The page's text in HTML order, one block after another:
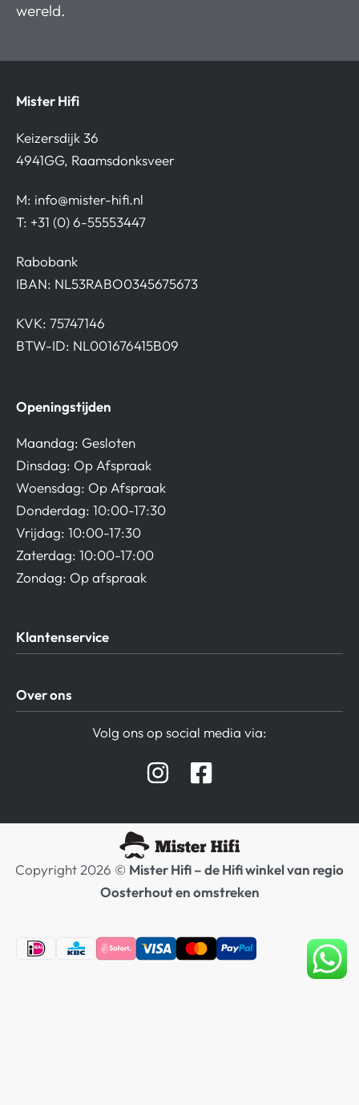
wereld.
Mister Hifi
Keizersdijk 36
4941GG, Raamsdonksveer
M: info@mister-hifi.nl
T: +31 (0) 6-55553447
Rabobank
IBAN: NL53RABO0345675673
KVK: 75747146
BTW-ID: NL001676415B09
Openingstijden
Maandag: Gesloten
Dinsdag: Op Afspraak
Woensdag: Op Afspraak
Donderdag: 10:00-17:30
Vrijdag: 10:00-17:30
Zaterdag: 10:00-17:00
Zondag: Op afspraak
Klantenservice
Privacy beleid
Verzending / Retour
Over ons
Hifi winkel Raamsdonksveer
Volg ons op social media via:
Copyright 2026 © Mister Hifi – de Hifi winkel van regio
Oosterhout en omstreken